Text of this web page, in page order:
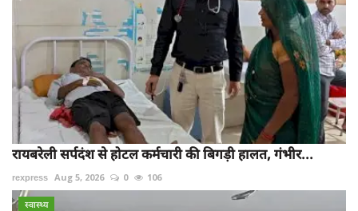
रायबरेली सर्पदंश से होटल कर्मचारी की बिगड़ी हालत, गंभीर...
rexpress Aug 5, 2026 0 106
स्वास्थ्य